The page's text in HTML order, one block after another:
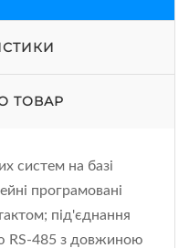
ТОВАР
систем на базі
програмовані
під'єднання
RS-485 з довжиною